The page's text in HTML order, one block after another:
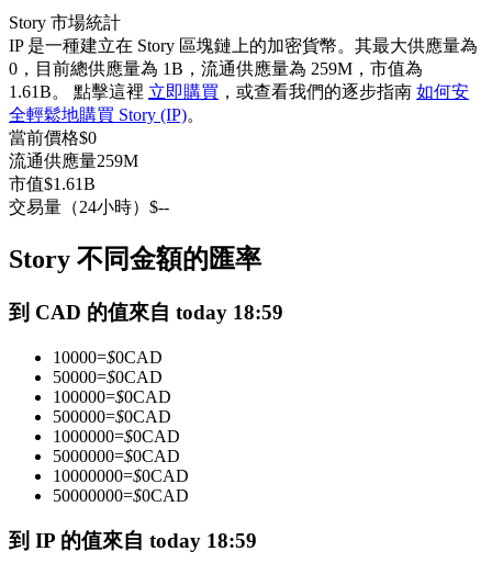
USDC永續
多種以USDC結算的永續合約
跟單
與頂尖交易專家同行
Story 市場統計
IP 是一種建立在 Story 區塊鏈上的加密貨幣。其最大供應量為
0，目前總供應量為 1B，流通供應量為 259M，市值為
1.61B。 點擊這裡 立即購買 ，或查看我們的逐步指南 如何安
全輕鬆地購買 Story (IP)。
當前價格$0
流通供應量259M
市值$1.61B
交易量（24小時） $--
Story 不同金額的匯率
到 CAD 的值來自 today 18:59
10000=$0CAD
50000=$0CAD
100000=$0CAD
500000=$0CAD
1000000=$0CAD
5000000=$0CAD
10000000=$0CAD
50000000=$0CAD
到 IP 的值來自 today 18:59